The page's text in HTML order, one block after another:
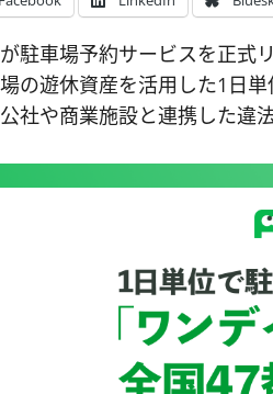
駐車場予約サービスを正式
の遊休資産を活用した1日単
社や商業施設と連携した違